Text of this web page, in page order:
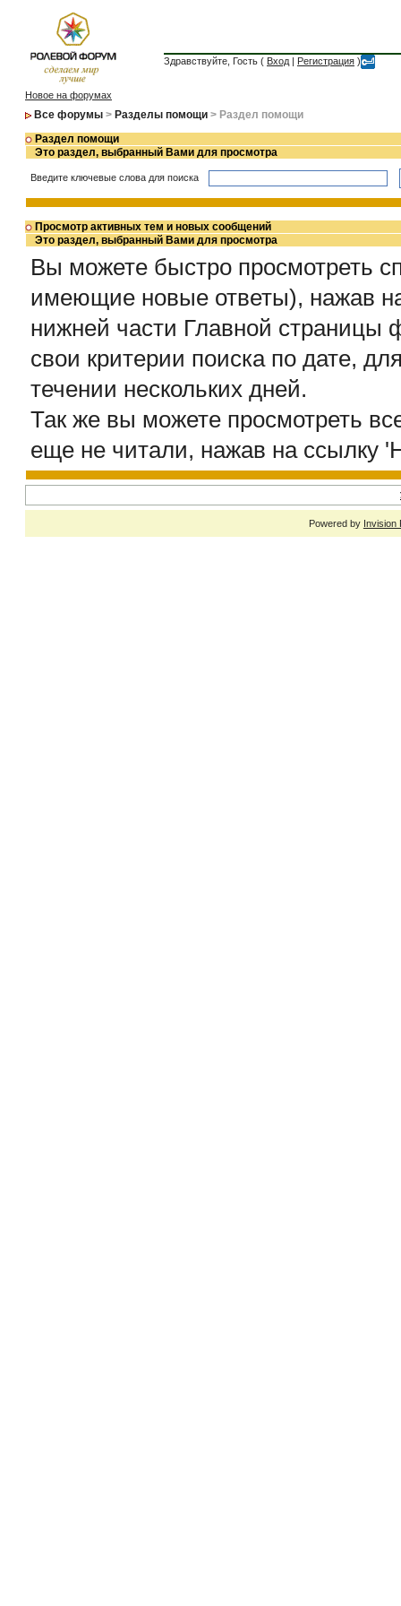
Здравствуйте, Гость ( Вход | Регистрация )
Новое на форумах
Все форумы > Разделы помощи > Раздел помощи
Раздел помощи
Это раздел, выбранный Вами для просмотра
Введите ключевые слова для поиска
Просмотр активных тем и новых сообщений
Это раздел, выбранный Вами для просмотра
Вы можете быстро просмотреть
имеющие новые ответы), нажав
нижней части Главной
свои критерии поиска по дате,
течении нескольких дней.
Так же вы можете просмотреть
еще не читали, нажав на ссылку
Powered by Invision